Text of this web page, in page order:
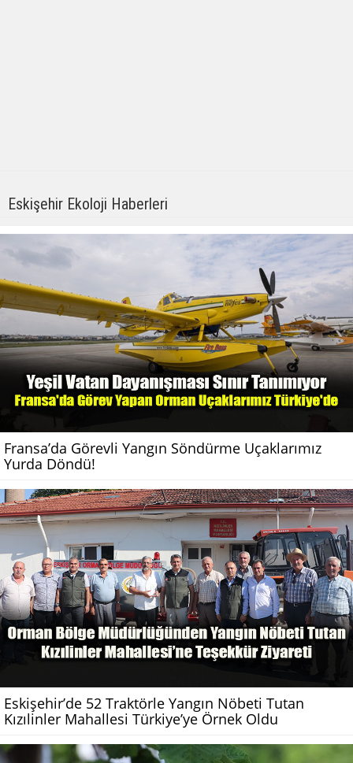
Eskişehir Ekoloji Haberleri
Fransa’da Görevli Yangın Söndürme Uçaklarımız
Yurda Döndü!
Eskişehir’de 52 Traktörle Yangın Nöbeti Tutan
Kızılinler Mahallesi Türkiye’ye Örnek Oldu